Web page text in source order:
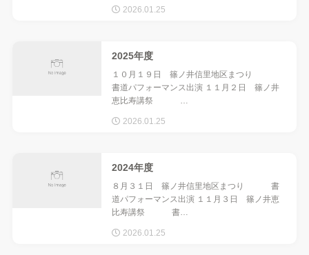
2026.01.25
2025年度
１０月１９日 篠ノ井信里地区まつり
書道パフォーマンス出演 １１月２日 篠ノ井
恵比寿講祭 …
2026.01.25
2024年度
８月３１日 篠ノ井信里地区まつり 書
道パフォーマンス出演 １１月３日 篠ノ井恵
比寿講祭 書…
2026.01.25